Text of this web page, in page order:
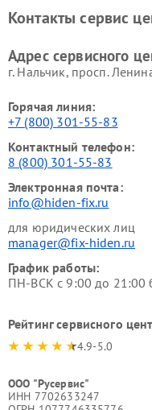
Контакты сервис
Адрес сервисного
г. Нальчик, просп.
Горячая линия:
+7 (800) 301-55-83
Контактный телефон:
8 (800) 301-55-83
Электронная почта:
info@hiden-fix.ru
для юридических лиц
manager@fix-hiden.ru
График работы:
ПН-ВСК с 9:00 до 21:00
Рейтинг сервисного
4.9-5.0
ООО "Русервис"
ИНН 7702633247